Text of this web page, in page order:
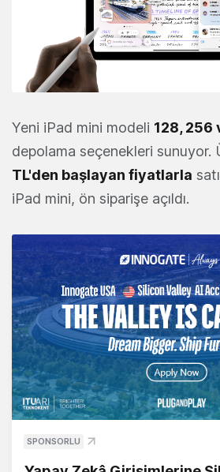
Yeni iPad mini modeli 128, 256
depolama seçenekleri sunuyor.
TL'den başlayan fiyatlarla
iPad mini, ön siparişe açıldı.
SPONSORLU